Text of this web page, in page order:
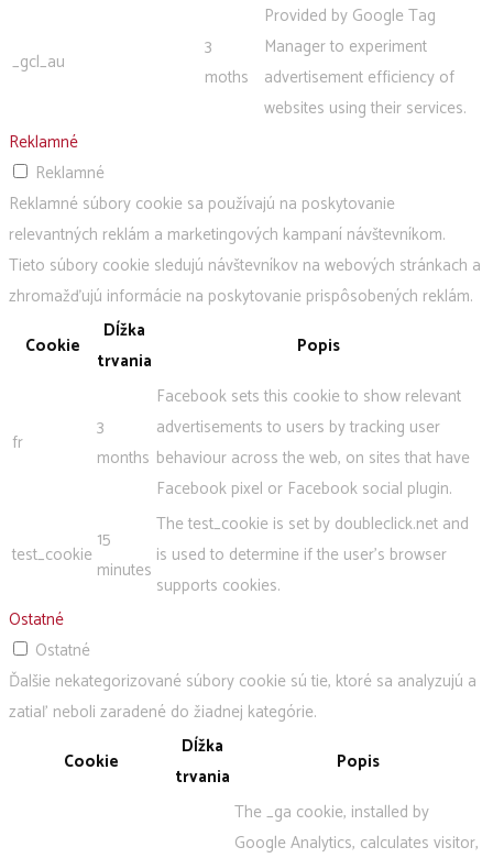
_gcl_au
3
moths
Provided by Google Tag
Manager to experiment
advertisement efficiency of
websites using their services.
Reklamné
Reklamné
Reklamné súbory cookie sa používajú na poskytovanie
relevantných reklám a marketingových kampaní návštevníkom.
Tieto súbory cookie sledujú návštevníkov na webových stránkach a
zhromažďujú informácie na poskytovanie prispôsobených reklám.
Cookie
Dĺžka
trvania
Popis
fr
3
months
Facebook sets this cookie to show relevant
advertisements to users by tracking user
behaviour across the web, on sites that have
Facebook pixel or Facebook social plugin.
test_cookie
15
minutes
The test_cookie is set by doubleclick.net and
is used to determine if the user's browser
supports cookies.
Ostatné
Ostatné
Ďalšie nekategorizované súbory cookie sú tie, ktoré sa analyzujú a
zatiaľ neboli zaradené do žiadnej kategórie.
Cookie
Dĺžka
trvania
Popis
The _ga cookie, installed by
Google Analytics, calculates visitor,